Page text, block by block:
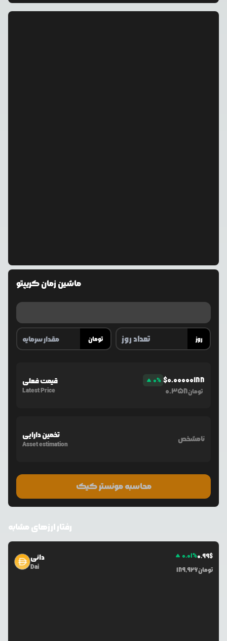
ماشین زمان کریپتو
تومان روز
قیمت فعلی
Latest Price
0% $0.00000188
0.358تومان
تخمین دارایی
Asset estimation
نامشخص
محاسبه مونستر کیک
رفتار ارزهای مشابه
دائی
Dai
0.01%0.99$
189,926تومان